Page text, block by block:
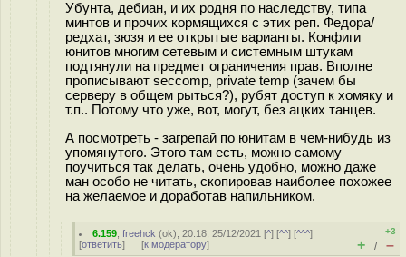
Убунта, дебиан, и их родня по наследству, типа
минтов и прочих кормящихся с этих реп. Федора/
редхат, зюзя и ее открытые варианты. Конфиги
юнитов многим сетевым и системным штукам
подтянули на предмет ограничения прав. Вполне
прописывают seccomp, private temp (зачем бы
серверу в общем рыться?), рубят доступ к хомяку и
т.п.. Потому что уже, вот, могут, без ацких танцев.
А посмотреть - загрепай по юнитам в чем-нибудь из
упомянутого. Этого там есть, можно самому
поучиться так делать, очень удобно, можно даже
ман особо не читать, скопировав наиболее похожее
на желаемое и доработав напильником.
6.159 ,freehck (ok), 20:18, 25/12/2021 [^] [^^] [^^^]
[ответить] [к модератору]
+3
+ / –